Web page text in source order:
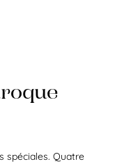
spéciales. Quatre